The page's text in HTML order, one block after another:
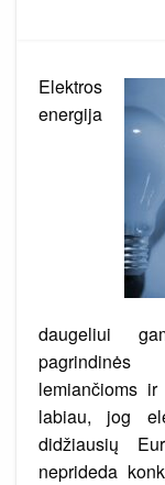
Elektros
energija
daugeliui
lemiančioms
labiau, jog
didžiausių
neprideda